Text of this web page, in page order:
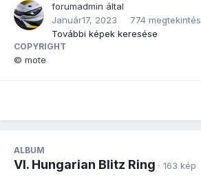
forumadmin által
Január17, 2023
774 megtekintés
További képek keresése
COPYRIGHT
© mote
ALBUM
VI. Hungarian Blitz Ring · 163 kép